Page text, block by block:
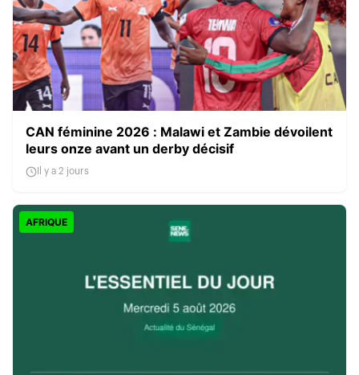
CAN féminine 2026 : Malawi et Zambie dévoilent
leurs onze avant un derby décisif
Il y a 2 jours
AFRIQUE